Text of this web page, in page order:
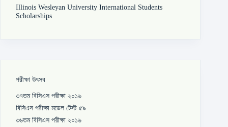
Illinois Wesleyan University International Students
Scholarships
পরীক্ষা উৎসব
৩৭তম বিসিএস পরীক্ষা ২০১৬
বিসিএস পরীক্ষা মডেল টেস্ট ৫৯
৩৬তম বিসিএস পরীক্ষা ২০১৬